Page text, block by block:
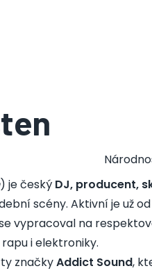
) je český DJ, producent,
scény. Aktivní je už
vypracoval na
i elektroniky.
značkyAddict Sound,